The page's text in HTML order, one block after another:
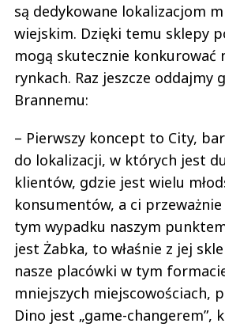
są dedykowane lokalizacjom
wiejskim. Dzięki temu sklepy
mogą skutecznie konkurować
rynkach. Raz jeszcze oddajmy
Brannemu:
– Pierwszy koncept to City,
do lokalizacji, w których jest
klientów, gdzie jest wielu
konsumentów, a ci
tym wypadku naszym
jest Żabka, to właśnie z jej
nasze placówki w tym
mniejszych miejscowościach,
Dino jest „game-changerem”,